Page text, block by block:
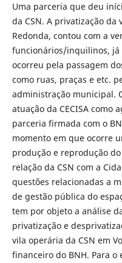
Uma parceria que deu
da CSN. A privatização da
Redonda, contou com a
funcionários/inquilinos, já
ocorreu pela passagem
como ruas, praças e etc.
administração municipal.
atuação da CECISA como
parceria firmada com o
momento em que ocorre
produção e reprodução
relação da CSN com a
questões relacionadas a
de gestão pública do
tem por objeto a análise
privatização e
vila operária da CSN em
financeiro do BNH. Para